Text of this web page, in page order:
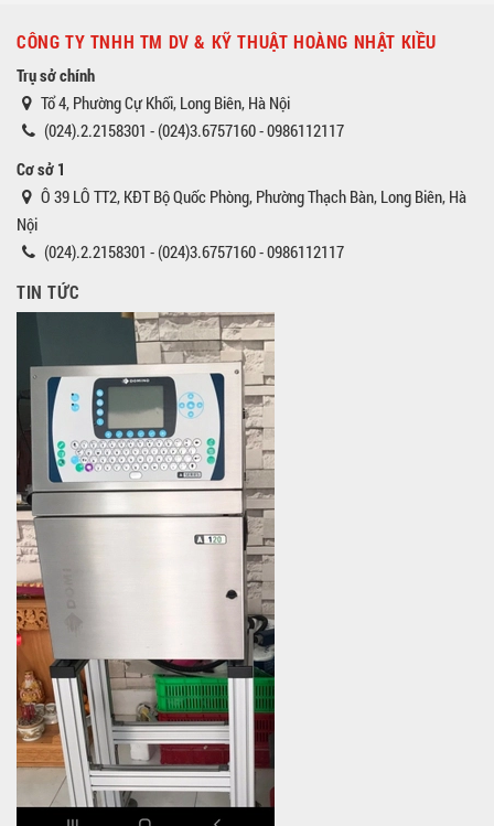
CÔNG TY TNHH TM DV & KỸ THUẬT HOÀNG NHẬT KIỀU
Trụ sở chính
Tổ 4, Phường Cự Khối, Long Biên, Hà Nội
(024).2.2158301 - (024)3.6757160 - 0986112117
Cơ sở 1
Ô 39 LÔ TT2, KĐT Bộ Quốc Phòng, Phường Thạch Bàn, Long Biên, Hà
Nội
(024).2.2158301 - (024)3.6757160 - 0986112117
TIN TỨC